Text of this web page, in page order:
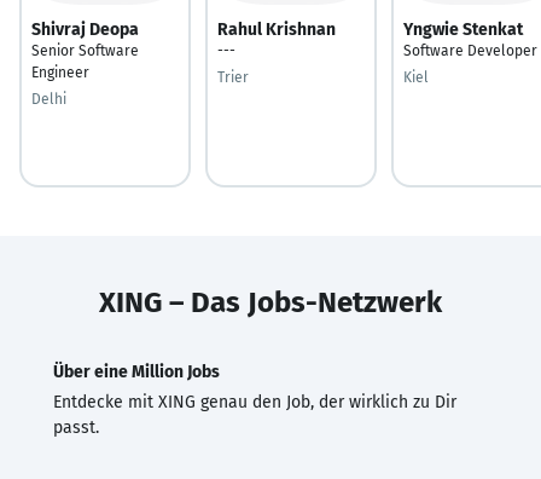
Shivraj Deopa
Senior Software
Engineer
Delhi
Rahul Krishnan
---
Trier
Yngwie Stenkat
Software Developer
Kiel
XING – Das Jobs-Netzwerk
Über eine Million Jobs
Entdecke mit XING genau den Job, der wirklich zu Dir
passt.